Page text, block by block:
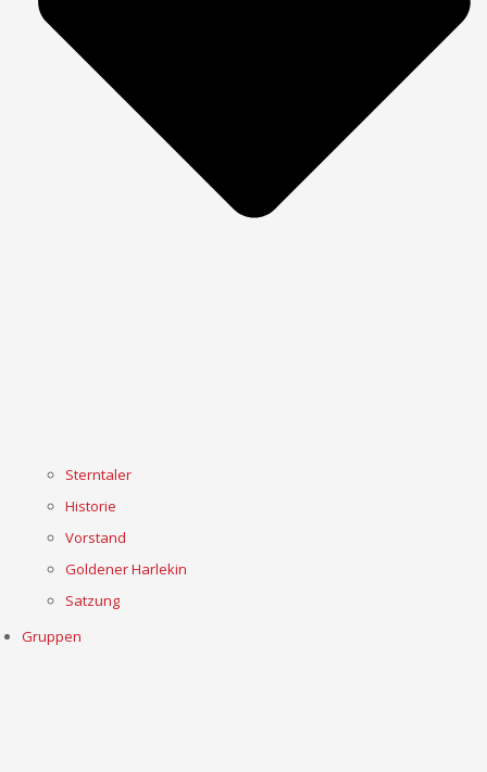
Sterntaler
Historie
Vorstand
Goldener Harlekin
Satzung
Gruppen